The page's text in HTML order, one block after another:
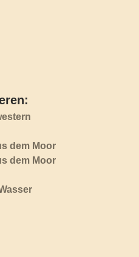
dem Moor
dem Moor